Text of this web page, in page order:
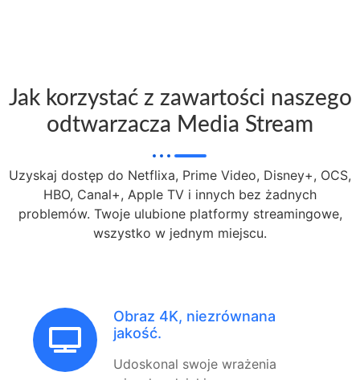
Jak korzystać z zawartości naszego
odtwarzacza Media Stream
Uzyskaj dostęp do Netflixa, Prime Video, Disney+, OCS,
HBO, Canal+, Apple TV i innych bez żadnych
problemów. Twoje ulubione platformy streamingowe,
wszystko w jednym miejscu.
Obraz 4K, niezrównana
jakość.
Udoskonal swoje wrażenia